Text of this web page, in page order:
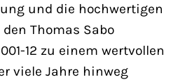
und die hochwertigen
Thomas Sabo
12 zu einem wertvollen
viele Jahre hinweg